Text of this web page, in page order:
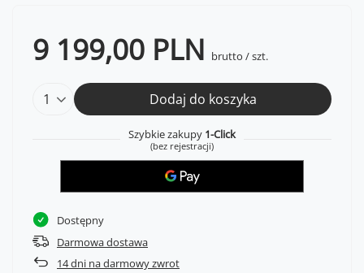
9 199,00 PLN brutto /szt.
Dodaj do koszyka
Szybkie zakupy 1-Click
(bez rejestracji)
Dostępny
Darmowa dostawa
14dni na darmowy zwrot